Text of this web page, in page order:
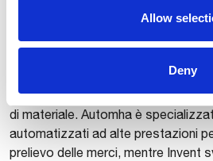
Allow
Deny
società interamente controllate
mette a disposizione competenze
coprendo l’intera catena operativa:
stoccaggio, dalla distribuzione
di materiale. Automha è
automatizzati ad alte prestazioni
prelievo delle merci, mentre Invent